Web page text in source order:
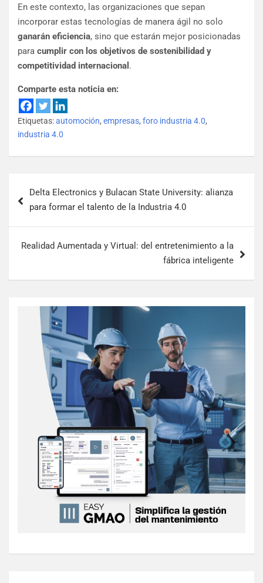
En este contexto, las organizaciones que sepan
incorporar estas tecnologías de manera ágil no solo
ganarán eficiencia, sino que estarán mejor posicionadas
para cumplir con los objetivos de sostenibilidad y
competitividad internacional .
Comparte esta noticia en:
Etiquetas:automoción, empresas, foro industria 4.0,
industria 4.0
Delta Electronics y Bulacan State University: alianza
para formar el talento de la Industria 4.0
Realidad Aumentada y Virtual: del entretenimiento a la
fábrica inteligente